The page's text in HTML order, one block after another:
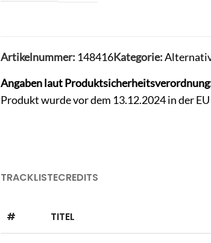
Artikelnummer: 148416Kategorie:
Angaben laut
Produkt wurde vor dem 13.12.2024 in der
TRACKLISTECREDITS
# TITEL